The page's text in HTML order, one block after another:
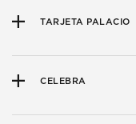
TARJETA PALACIO
CELEBRA